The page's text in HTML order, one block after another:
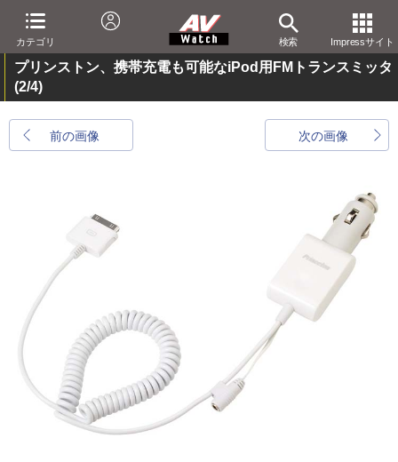
カテゴリ 検索 Impressサイト
プリンストン、携帯充電も可能なiPod用FMトランスミッタ
(2/4)
前の画像 次の画像